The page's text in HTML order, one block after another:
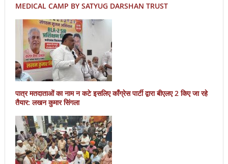
MEDICAL CAMP BY SATYUG DARSHAN TRUST
पात्र मतदाताओं का नाम न कटे इसलिए काँग्रेस पार्टी द्वारा बीएलए 2 किए जा रहे
तैयार: लखन कुमार सिंगला